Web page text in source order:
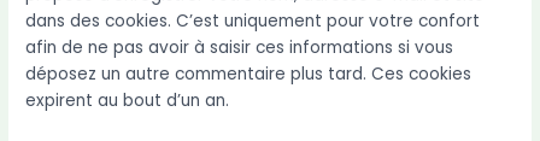
dans des cookies. C’est uniquement pour votre confort
afin de ne pas avoir à saisir ces informations si vous
déposez un autre commentaire plus tard. Ces cookies
expirent au bout d’un an.